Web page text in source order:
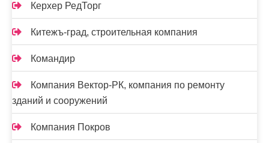
Керхер РедТорг
Китежъ-град, строительная компания
Командир
Компания Вектор-РК, компания по ремонту
зданий и сооружений
Компания Покров